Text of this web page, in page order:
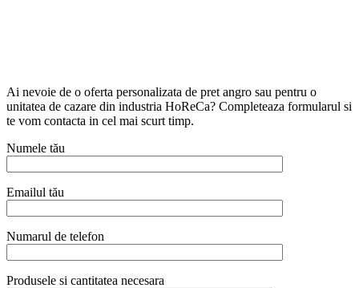
Ai nevoie de o oferta personalizata de pret angro sau pentru o
unitatea de cazare din industria HoReCa? Completeaza formularul si
te vom contacta in cel mai scurt timp.
Numele tău
Emailul tău
Numarul de telefon
Produsele si cantitatea necesara